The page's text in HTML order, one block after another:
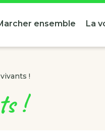
ensemble La
!
!